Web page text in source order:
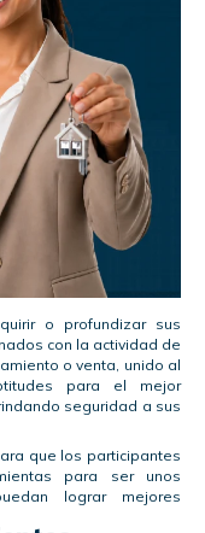
o profundizar sus
con la actividad de
o venta, unido al
para el mejor
seguridad a sus
que los participantes
para ser unos
lograr mejores